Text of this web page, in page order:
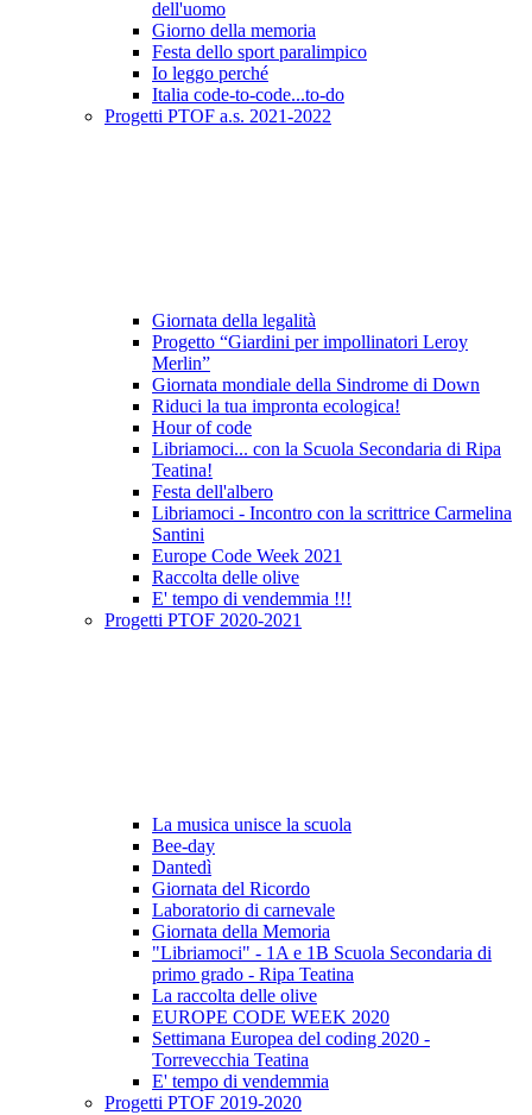
dell'uomo
Giorno della memoria
Festa dello sport paralimpico
Io leggo perché
Italia code-to-code...to-do
Progetti PTOF a.s. 2021-2022
Giornata della legalità
Progetto “Giardini per impollinatori Leroy
Merlin”
Giornata mondiale della Sindrome di Down
Riduci la tua impronta ecologica!
Hour of code
Libriamoci... con la Scuola Secondaria di Ripa
Teatina!
Festa dell'albero
Libriamoci - Incontro con la scrittrice Carmelina
Santini
Europe Code Week 2021
Raccolta delle olive
E' tempo di vendemmia !!!
Progetti PTOF 2020-2021
La musica unisce la scuola
Bee-day
Dantedì
Giornata del Ricordo
Laboratorio di carnevale
Giornata della Memoria
"Libriamoci" - 1A e 1B Scuola Secondaria di
primo grado - Ripa Teatina
La raccolta delle olive
EUROPE CODE WEEK 2020
Settimana Europea del coding 2020 -
Torrevecchia Teatina
E' tempo di vendemmia
Progetti PTOF 2019-2020